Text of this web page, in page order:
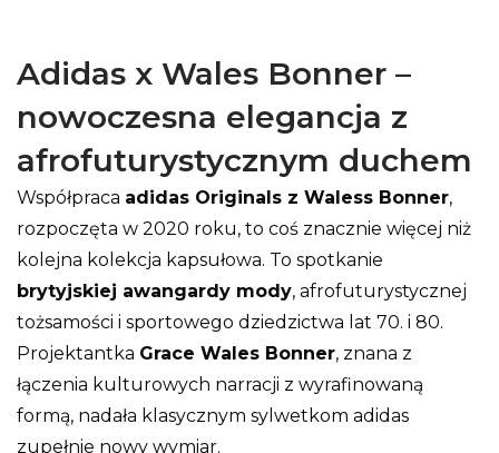
Adidas x Wales Bonner –
nowoczesna elegancja z
afrofuturystycznym duchem
Współpraca adidas Originals z Waless Bonner,
rozpoczęta w 2020 roku, to coś znacznie więcej niż
kolejna kolekcja kapsułowa. To spotkanie
brytyjskiej awangardy mody, afrofuturystycznej
tożsamości i sportowego dziedzictwa lat 70. i 80.
Projektantka Grace Wales Bonner, znana z
łączenia kulturowych narracji z wyrafinowaną
formą, nadała klasycznym sylwetkom adidas
zupełnie nowy wymiar.